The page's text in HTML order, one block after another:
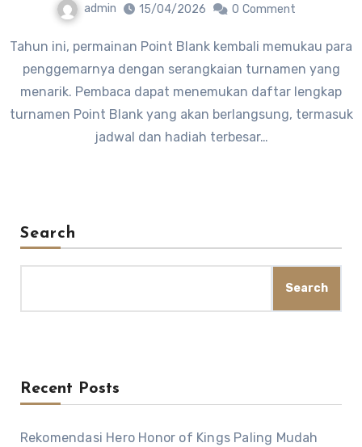
admin 15/04/2026 0 Comment
Tahun ini, permainan Point Blank kembali memukau para
penggemarnya dengan serangkaian turnamen yang
menarik. Pembaca dapat menemukan daftar lengkap
turnamen Point Blank yang akan berlangsung, termasuk
jadwal dan hadiah terbesar…
Search
Search
Recent Posts
Rekomendasi Hero Honor of Kings Paling Mudah